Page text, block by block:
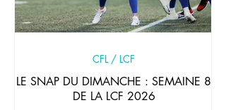
LE SNAP DU DIMANCHE : SEMAINE 8
DE LA LCF 2026
CFL / LCF